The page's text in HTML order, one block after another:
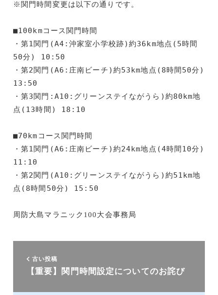
※関門時間変更は以下の通りです。
■100kmコース関門時間
・第1関門(A4:沖家室小学校跡)約36km地点(5時間
50分) 10:50
・第2関門(A6:庄南ビーチ)約53km地点(8時間50分)
13:50
・第3関門:A10:グリーンステイながうら)約80km地
点(13時間) 18:10
■70kmコース関門時間
・第1関門(A6:庄南ビーチ)約24km地点(4時間10分)
11:10
・第2関門(A10:グリーンステイながうら)約51km地
点(8時間50分) 15:50
周防大島マラニック100大会事務局
古い投稿
【重要】関門時間設定についてのお詫び